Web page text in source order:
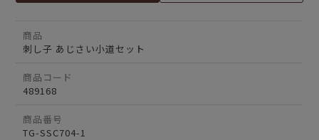
商品
刺し子 あじさい小道セット
商品コード
489168
商品番号
TG-SSC704-1